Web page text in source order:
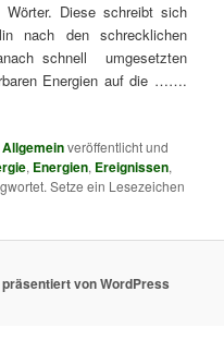
Wörter. Diese schreibt sich
nach den schrecklichen
schnell umgesetzten
Energien auf die …….
Allgemeinveröffentlicht und
, Energien, Ereignissen,
Setze ein Lesezeichen
von WordPress